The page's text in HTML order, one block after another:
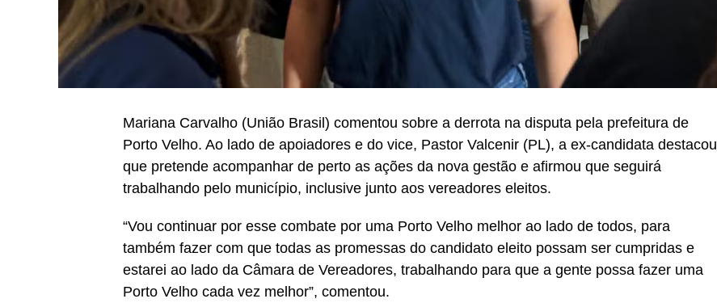
Mariana Carvalho (União Brasil) comentou sobre a derrota na disputa pela prefeitura de
Porto Velho. Ao lado de apoiadores e do vice, Pastor Valcenir (PL), a ex-candidata destacou
que pretende acompanhar de perto as ações da nova gestão e afirmou que seguirá
trabalhando pelo município, inclusive junto aos vereadores eleitos.
“Vou continuar por esse combate por uma Porto Velho melhor ao lado de todos, para
também fazer com que todas as promessas do candidato eleito possam ser cumpridas e
estarei ao lado da Câmara de Vereadores, trabalhando para que a gente possa fazer uma
Porto Velho cada vez melhor”, comentou.